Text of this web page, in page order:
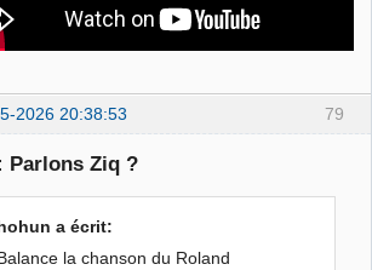
79
2026 20:38:53
Parlons Ziq ?
a écrit:
la chanson du Roland